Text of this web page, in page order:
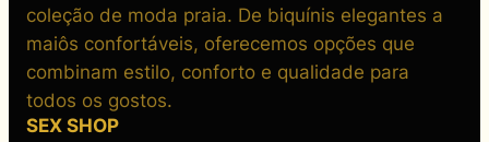
coleção de moda praia. De biquínis elegantes a
maiôs confortáveis, oferecemos opções que
combinam estilo, conforto e qualidade para
todos os gostos.
SEX SHOP